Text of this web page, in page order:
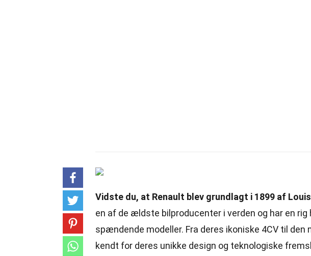
Vidste du, at Renault blev grundlagt i 1899 af
en af de ældste bilproducenter i verden og har en
spændende modeller. Fra deres ikoniske 4CV til
kendt for deres unikke design og teknologiske